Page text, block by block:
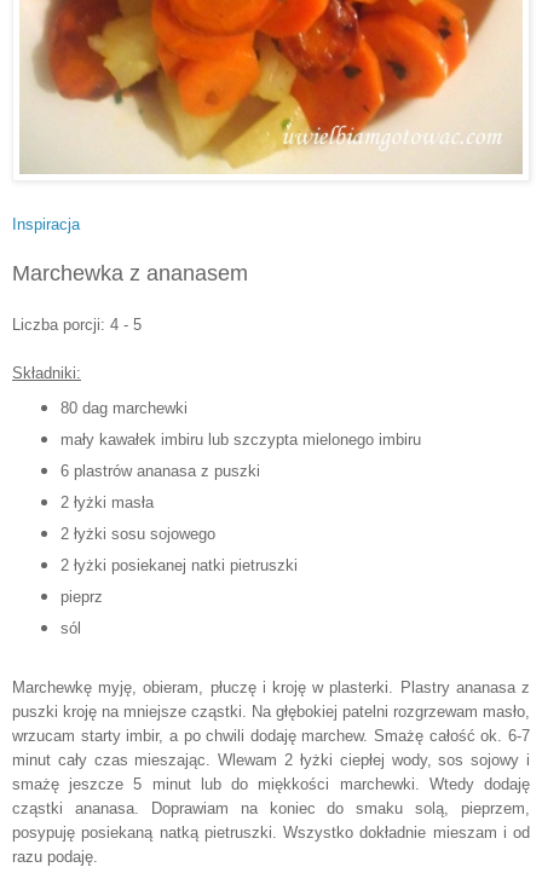
Inspiracja
Marchewka z ananasem
Liczba porcji: 4 - 5
Składniki:
80 dag marchewki
mały kawałek imbiru lub szczypta mielonego imbiru
6 plastrów ananasa z puszki
2 łyżki masła
2 łyżki sosu sojowego
2 łyżki posiekanej natki pietruszki
pieprz
sól
Marchewkę myję, obieram, płuczę i kroję w plasterki. Plastry ananasa z
puszki kroję na mniejsze cząstki. Na głębokiej patelni rozgrzewam masło,
wrzucam starty imbir, a po chwili dodaję marchew. Smażę całość ok. 6-7
minut cały czas mieszając. Wlewam 2 łyżki ciepłej wody, sos sojowy i
smażę jeszcze 5 minut lub do miękkości marchewki. Wtedy dodaję
cząstki ananasa. Doprawiam na koniec do smaku solą, pieprzem,
posypuję posiekaną natką pietruszki. Wszystko dokładnie mieszam i od
razu podaję.